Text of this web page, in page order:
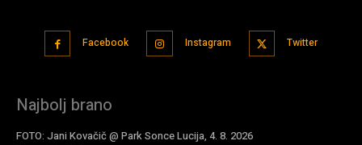
Facebook Instagram Twitter
Najbolj brano
FOTO: Jani Kovačič @ Park Sonce Lucija, 4. 8. 2026